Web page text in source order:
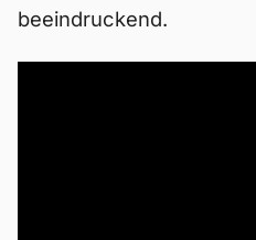
beeindruckend.